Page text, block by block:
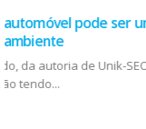
07
Abr
AEBA
A AEBA